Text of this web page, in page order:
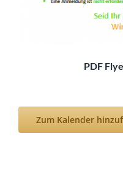
PDF
Zum Kalender